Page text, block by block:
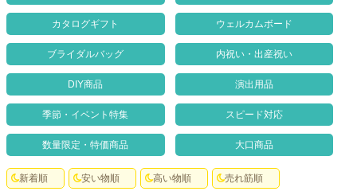
DIY用品
引菓子
引出物ギフト
カタログギフト
ブライダルバッグ
演出用品
カタログギフト ウェルカムボード
ブライダルバッグ 内祝い・出産祝い
DIY商品 演出用品
季節・イベント特集 スピード対応
数量限定・特価商品 大口商品
新着順 安い物順 高い物順 売れ筋順